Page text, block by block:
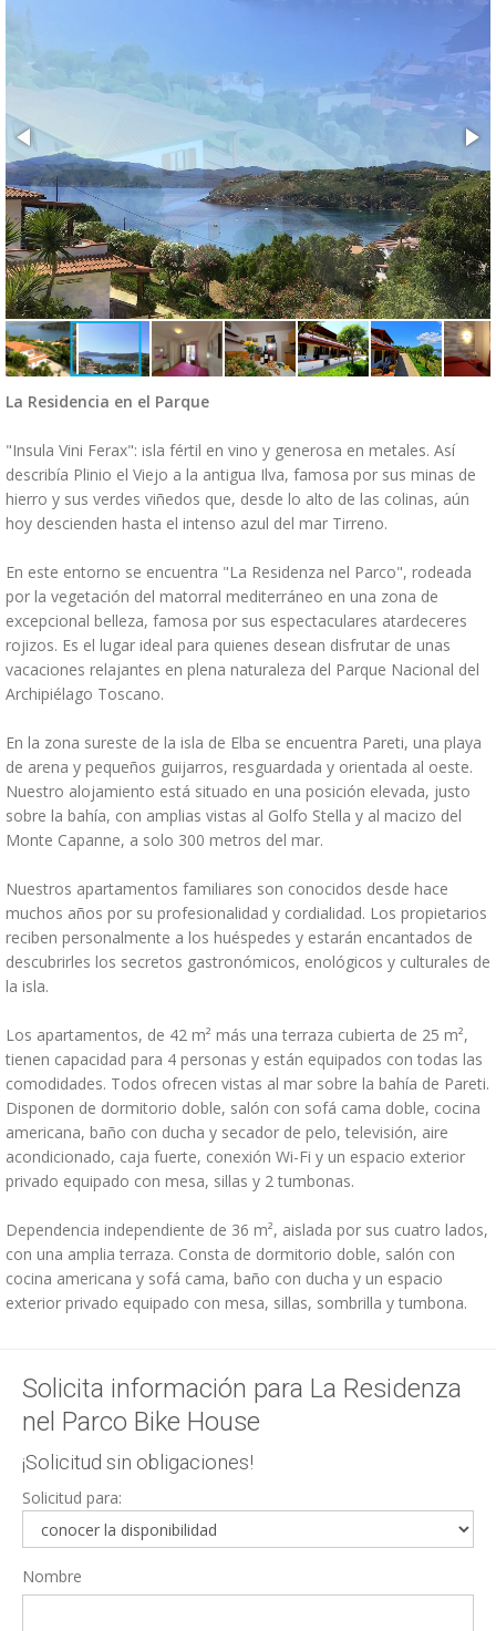
La Residencia en el Parque
"Insula Vini Ferax": isla fértil en vino y generosa en metales. Así
describía Plinio el Viejo a la antigua Ilva, famosa por sus minas de
hierro y sus verdes viñedos que, desde lo alto de las colinas, aún
hoy descienden hasta el intenso azul del mar Tirreno.
En este entorno se encuentra "La Residenza nel Parco", rodeada
por la vegetación del matorral mediterráneo en una zona de
excepcional belleza, famosa por sus espectaculares atardeceres
rojizos. Es el lugar ideal para quienes desean disfrutar de unas
vacaciones relajantes en plena naturaleza del Parque Nacional del
Archipiélago Toscano.
En la zona sureste de la isla de Elba se encuentra Pareti, una playa
de arena y pequeños guijarros, resguardada y orientada al oeste.
Nuestro alojamiento está situado en una posición elevada, justo
sobre la bahía, con amplias vistas al Golfo Stella y al macizo del
Monte Capanne, a solo 300 metros del mar.
Nuestros apartamentos familiares son conocidos desde hace
muchos años por su profesionalidad y cordialidad. Los propietarios
reciben personalmente a los huéspedes y estarán encantados de
descubrirles los secretos gastronómicos, enológicos y culturales de
la isla.
Los apartamentos, de 42 m² más una terraza cubierta de 25 m²,
tienen capacidad para 4 personas y están equipados con todas las
comodidades. Todos ofrecen vistas al mar sobre la bahía de Pareti.
Disponen de dormitorio doble, salón con sofá cama doble, cocina
americana, baño con ducha y secador de pelo, televisión, aire
acondicionado, caja fuerte, conexión Wi-Fi y un espacio exterior
privado equipado con mesa, sillas y 2 tumbonas.
Dependencia independiente de 36 m², aislada por sus cuatro lados,
con una amplia terraza. Consta de dormitorio doble, salón con
cocina americana y sofá cama, baño con ducha y un espacio
exterior privado equipado con mesa, sillas, sombrilla y tumbona.
Solicita información para La Residenza
nel Parco Bike House
¡Solicitud sin obligaciones!
Solicitud para:
Nombre